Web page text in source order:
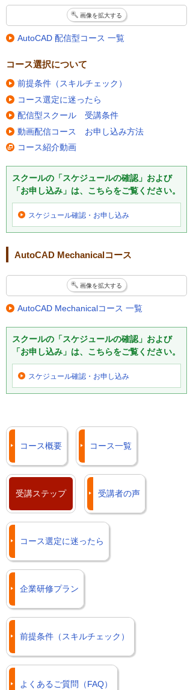
画像を拡大する
AutoCAD 配信型コース 一覧
コース選択について
前提条件（スキルチェック）
コース選定に迷ったら
配信型スクール 受講条件
動画配信コース お申し込み方法
コース紹介動画
スクールの「スケジュールの確認」および
「お申し込み」は、こちらをご覧ください。
スケジュール確認・ お申し込み
AutoCAD Mechanicalコース
画像を拡大する
AutoCAD Mechanicalコース 一覧
スクールの「スケジュールの確認」および
「お申し込み」は、こちらをご覧ください。
スケジュール確認・ お申し込み
コース概要 コース一覧
受講ステップ 受講者の声
コース選定に迷ったら
企業研修プラン
前提条件（スキルチェック）
よくあるご質問（FAQ）